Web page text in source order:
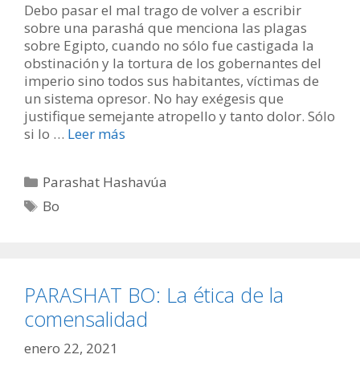
Debo pasar el mal trago de volver a escribir
sobre una parashá que menciona las plagas
sobre Egipto, cuando no sólo fue castigada la
obstinación y la tortura de los gobernantes del
imperio sino todos sus habitantes, víctimas de
un sistema opresor. No hay exégesis que
justifique semejante atropello y tanto dolor. Sólo
si lo … Leer más
Categorías
Parashat Hashavúa
Etiquetas
Bo
PARASHAT BO: La ética de la
comensalidad
enero 22, 2021